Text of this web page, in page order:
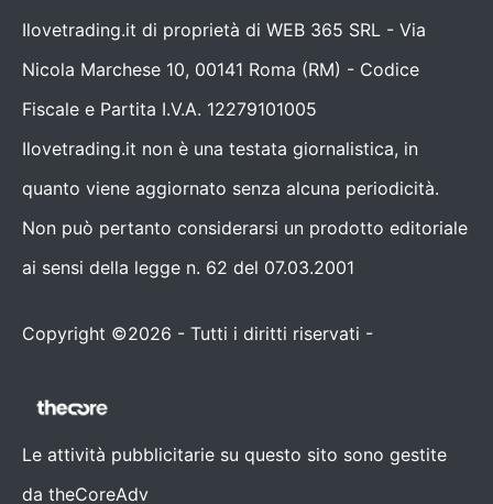
Ilovetrading.it di proprietà di WEB 365 SRL - Via
Nicola Marchese 10, 00141 Roma (RM) - Codice
Fiscale e Partita I.V.A. 12279101005
Ilovetrading.it non è una testata giornalistica, in
quanto viene aggiornato senza alcuna periodicità.
Non può pertanto considerarsi un prodotto editoriale
ai sensi della legge n. 62 del 07.03.2001
Copyright ©2026 - Tutti i diritti riservati -
Le attività pubblicitarie su questo sito sono gestite
da theCoreAdv